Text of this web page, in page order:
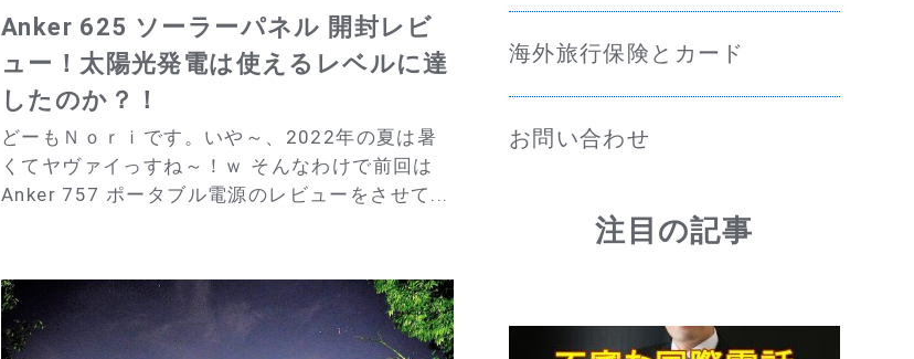
Anker 625 ソーラーパネル 開封レビ
ュー！太陽光発電は使えるレベルに達
したのか？！
どーもＮｏｒｉです。いや～、2022年の夏は暑
くてヤヴァイっすね～！ｗ そんなわけで前回は
Anker 757 ポータブル電源のレビューをさせて...
海外旅行保険とカード
お問い合わせ
注目の記事